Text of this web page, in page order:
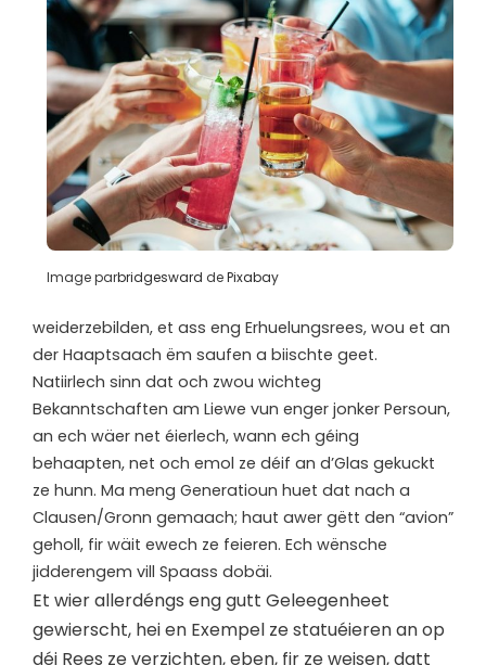
Image parbridgesward dePixabay
weiderzebilden, et ass eng Erhuelungsrees, wou et an
der Haaptsaach ëm saufen a biischte geet.
Natiirlech sinn dat och zwou wichteg
Bekanntschaften am Liewe vun enger jonker Persoun,
an ech wäer net éierlech, wann ech géing
behaapten, net och emol ze déif an d’Glas gekuckt
ze hunn. Ma meng Generatioun huet dat nach a
Clausen/Gronn gemaach; haut awer gëtt den “avion”
geholl, fir wäit ewech ze feieren. Ech wënsche
jidderengem vill Spaass dobäi.
Et wier allerdéngs eng gutt Geleegenheet
gewierscht, hei en Exempel ze statuéieren an op
déi Rees ze verzichten, eben, fir ze weisen, datt